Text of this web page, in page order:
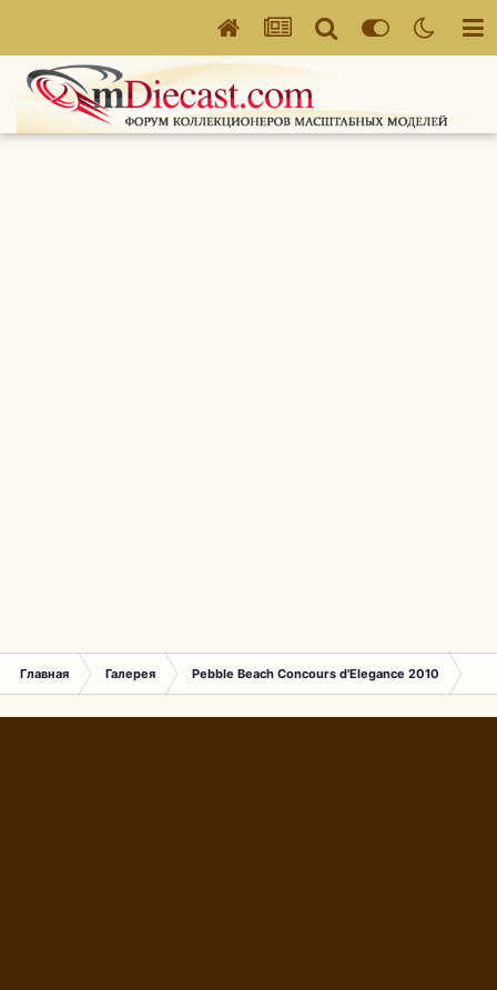
Главная Галерея Pebble Beach Concours d'Elegance 2010